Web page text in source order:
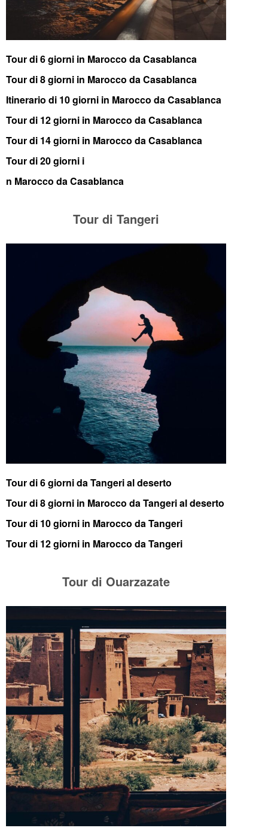
Tour di 6 giorni in Marocco da Casablanca
Tour di 8 giorni in Marocco da Casablanca
Itinerario di 10 giorni in Marocco da Casablanca
Tour di 12 giorni in Marocco da Casablanca
Tour di 14 giorni in Marocco da Casablanca
Tour di 20 giorni i
n Marocco da Casablanca
Tour di Tangeri
Tour di 6 giorni da Tangeri al deserto
Tour di 8 giorni in Marocco da Tangeri al deserto
Tour di 10 giorni in Marocco da Tangeri
Tour di 12 giorni in Marocco da Tangeri
Tour di Ouarzazate